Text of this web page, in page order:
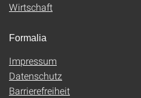
Wirtschaft
Formalia
Impressum
Datenschutz
Barrierefreiheit